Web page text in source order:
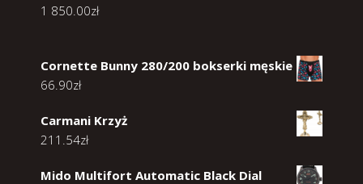
1 850.00zł
Cornette Bunny 280/200 bokserki męskie
66.90zł
Carmani Krzyż
211.54zł
Mido Multifort Automatic Black Dial